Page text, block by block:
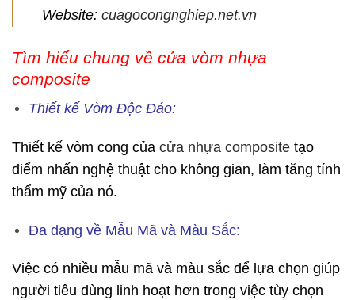
Website: cuagocongnghiep.net.vn
Tìm hiểu chung về cửa vòm nhựa
composite
Thiết kế Vòm Độc Đáo:
Thiết kế vòm cong của cửa nhựa composite tạo
điểm nhấn nghệ thuật cho không gian, làm tăng tính
thẩm mỹ của nó.
Đa dạng về Mẫu Mã và Màu Sắc:
Việc có nhiều mẫu mã và màu sắc để lựa chọn giúp
người tiêu dùng linh hoạt hơn trong việc tùy chọn